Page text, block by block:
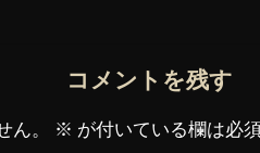
コメントを残す
。 ※ が付いている欄は必